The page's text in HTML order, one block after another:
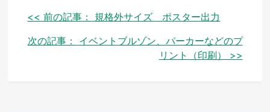
投
稿
<< 前の記事：
規格外サイズ ポスター出力
次の記事：
イベントブルゾン、パーカーなどのプ
リント（印刷） >>